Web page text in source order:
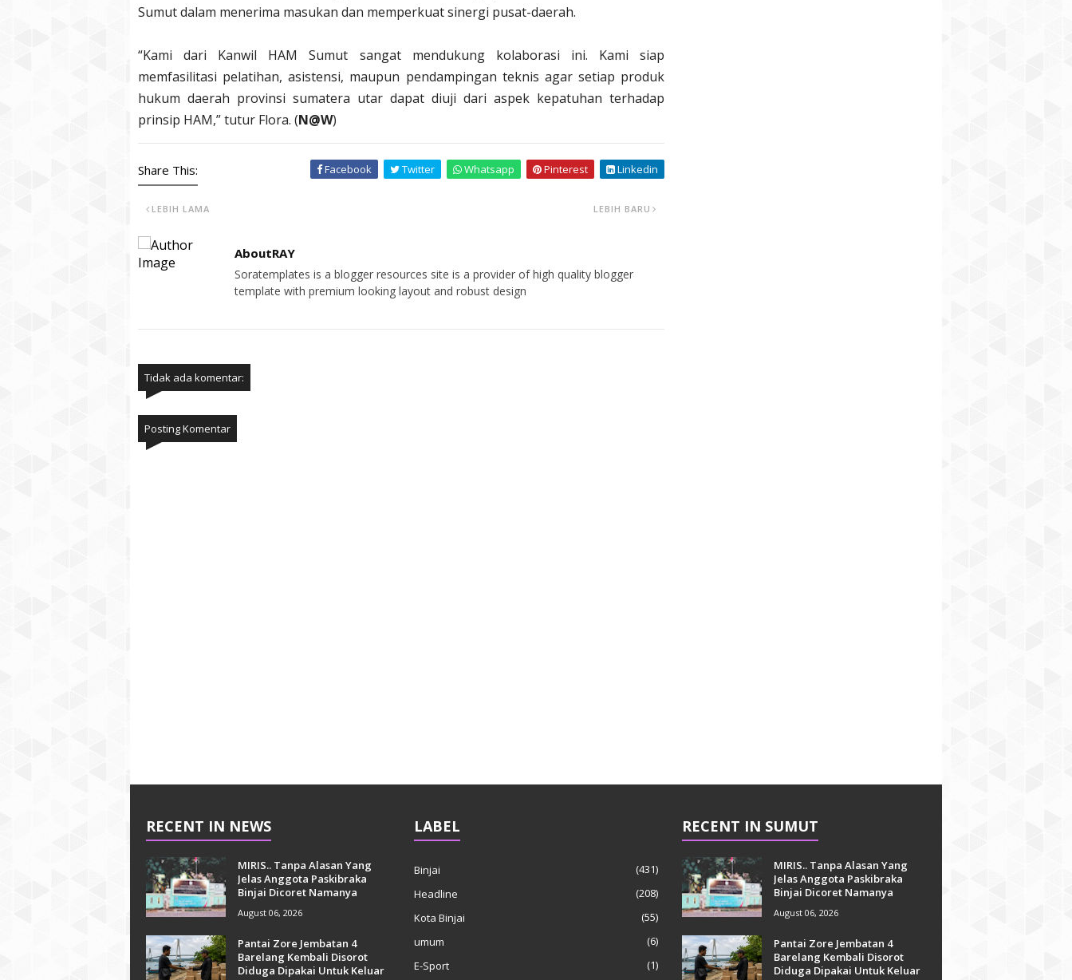
Sumut dalam menerima masukan dan memperkuat sinergi pusat-daerah.
“Kami dari Kanwil HAM Sumut sangat mendukung kolaborasi ini. Kami siap
memfasilitasi pelatihan, asistensi, maupun pendampingan teknis agar setiap produk
hukum daerah provinsi sumatera utar dapat diuji dari aspek kepatuhan terhadap
prinsip HAM,” tutur Flora. (N@W)
Share This: Facebook Twitter Whatsapp Pinterest Linkedin
LEBIH BARU
LEBIH LAMA
AboutRAY
Soratemplates is a blogger resources site is a provider of high quality blogger
template with premium looking layout and robust design
Tidak ada komentar:
Posting Komentar
RECENT IN NEWS
MIRIS.. Tanpa Alasan Yang
Jelas Anggota Paskibraka
Binjai Dicoret Namanya
August 06, 2026
Pantai Zore Jembatan 4
Barelang Kembali Disorot
Diduga Dipakai Untuk Keluar
LABEL
Binjai
(431)
Headline
(208)
Kota Binjai
(55)
umum
(6)
E-Sport
(1)
RECENT IN SUMUT
MIRIS.. Tanpa Alasan Yang
Jelas Anggota Paskibraka
Binjai Dicoret Namanya
August 06, 2026
Pantai Zore Jembatan 4
Barelang Kembali Disorot
Diduga Dipakai Untuk Keluar